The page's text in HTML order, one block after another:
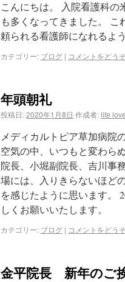
こんにちは。 入院看護科
も多くなってきました。 こ
頼られる看護師になれるよ
カテゴリー: ブログ | コメントをどう
年頭朝礼
投稿日:2020年1月8日 作成者: life
メディカルトピア草加病院
空気の中、いつもと変わら
院長、小堀副院長、吉川事
場には、入りきらないほど
を感じたように思います。
しくお願いいたします。
カテゴリー: ブログ | コメントをどう
金平院長 新年のご